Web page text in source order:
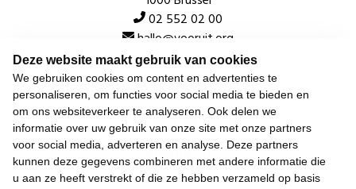
Deze website maakt gebruik van cookies
We gebruiken cookies om content en advertenties te
personaliseren, om functies voor social media te bieden en
om ons websiteverkeer te analyseren. Ook delen we
informatie over uw gebruik van onze site met onze partners
voor social media, adverteren en analyse. Deze partners
kunnen deze gegevens combineren met andere informatie die
u aan ze heeft verstrekt of die ze hebben verzameld op basis
02 552 02 00
hallo@vooruit.org
Snel
Over de beweging
Algemeen